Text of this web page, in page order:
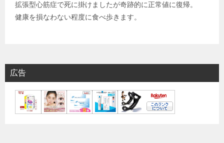
拡張型心筋症で死に掛けましたが奇跡的に正常値に復帰。
健康を損なわない程度に食べ歩きます。
広告